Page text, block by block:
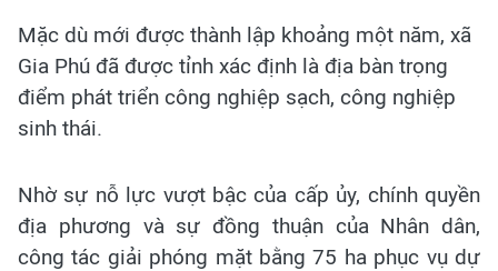
Mặc dù mới được thành lập khoảng một năm, xã
Gia Phú đã được tỉnh xác định là địa bàn trọng
điểm phát triển công nghiệp sạch, công nghiệp
sinh thái.
Nhờ sự nỗ lực vượt bậc của cấp ủy, chính quyền
địa phương và sự đồng thuận của Nhân dân,
công tác giải phóng mặt bằng 75 ha phục vụ dự